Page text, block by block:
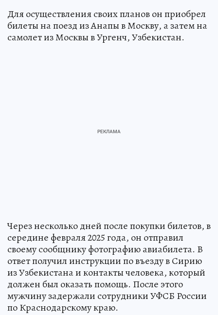
Для осуществления своих планов он приобрел
билеты на поезд из Анапы в Москву, а затем на
самолет из Москвы в Ургенч, Узбекистан.
Через несколько дней после покупки билетов, в
середине февраля 2025 года, он отправил
своему сообщнику фотографию авиабилета. В
ответ получил инструкции по въезду в Сирию
из Узбекистана и контакты человека, который
должен был оказать помощь. После этого
мужчину задержали сотрудники УФСБ России
по Краснодарскому краю.